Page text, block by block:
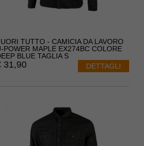
TUTTO - CAMICIA DA LAVORO
POWER MAPLE EX274BC COLORE
BLUE TAGLIA S
31,90 DETTAGLI